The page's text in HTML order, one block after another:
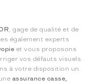
, gage de qualité et de
également experts
et vous proposons
vos défauts visuels.
à votre disposition un
assurance casse,